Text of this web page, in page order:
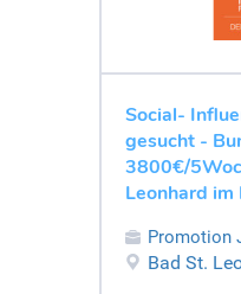
Social-
gesucht -
3800€/
Leonhard im
Promotion
Bad St.